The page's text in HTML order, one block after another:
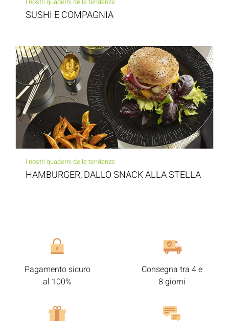
I nostri quaderni delle tendenze
SUSHI E COMPAGNIA
I nostri quaderni delle tendenze
HAMBURGER, DALLO SNACK ALLA STELLA
Pagamento sicuro
al 100%
Consegna tra 4 e
8 giorni